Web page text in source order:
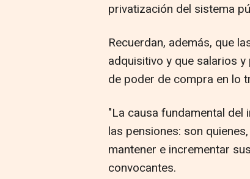
privatización del sistema
Recuerdan, además, que
adquisitivo y que salarios
de poder de compra en lo
"La causa fundamental
las pensiones: son
mantener e incrementar
convocantes.